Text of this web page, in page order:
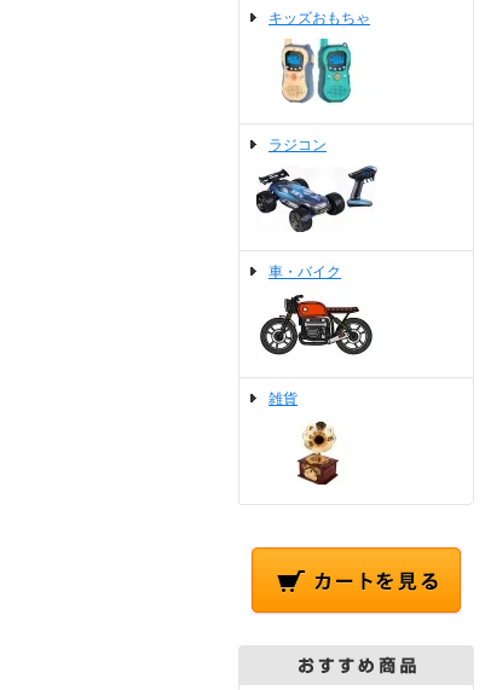
キッズおもちゃ
ラジコン
車・バイク
雑貨